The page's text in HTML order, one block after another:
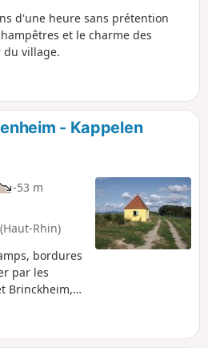
d'une heure sans prétention
et le charme des
village.
- Kappelen
-53 m
Rhin)
bordures
par les
Brinckheim,
de
le